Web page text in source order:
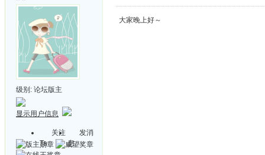
级别: 论坛版主
显示用户信息
关注
Ta
发消
息
大家晚上好～